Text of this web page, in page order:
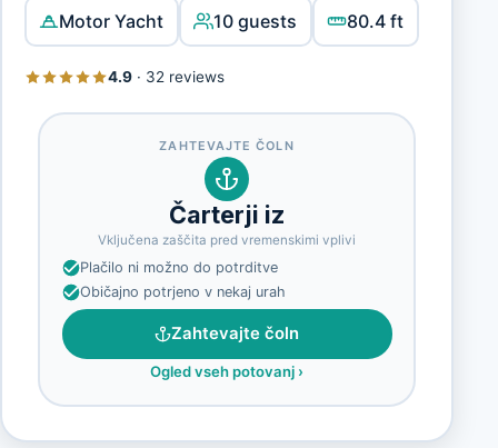
Motor Yacht 10 guests 80.4 ft
4.9· 32 reviews
ZAHTEVAJTE ČOLN
Čarterji iz
Vključena zaščita pred vremenskimi vplivi
Plačilo ni možno do potrditve
Običajno potrjeno v nekaj urah
Zahtevajte čoln
Ogled vseh potovanj ›